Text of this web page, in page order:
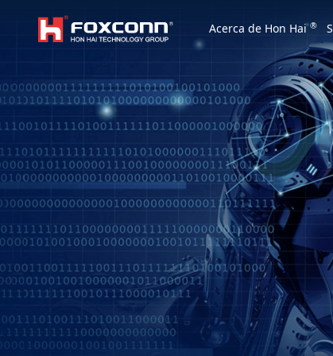
Acerca de Hon Hai®
Homepage 繁體中文 ｜ English